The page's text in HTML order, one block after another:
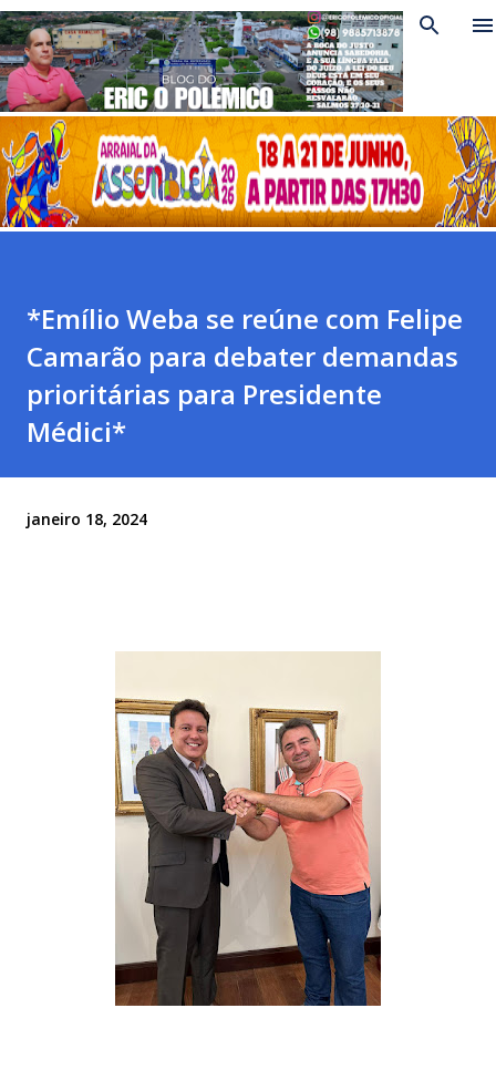
Pular para o conteúdo principal
*Emílio Weba se reúne com Felipe
Camarão para debater demandas
prioritárias para Presidente
Médici*
janeiro 18, 2024